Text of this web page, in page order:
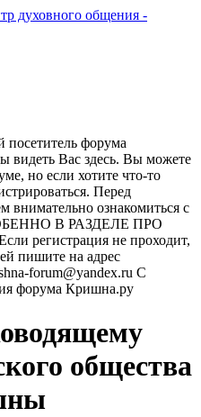
форума
видеть Вас здесь. Вы можете
но если хотите что-то
Перед
внимательно ознакомиться с
В РАЗДЕЛЕ ПРО
регистрация не проходит,
пишите на адрес
forum@yandex.ru С
форума Кришна.ру
общества